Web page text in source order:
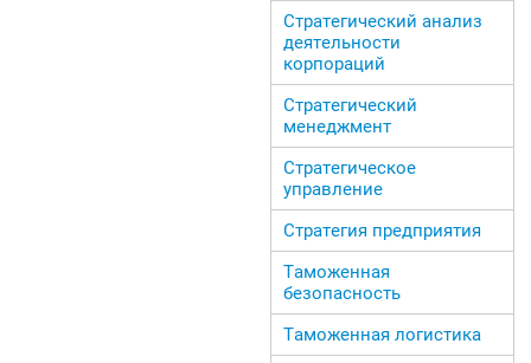
Стратегический анализ
деятельности
корпораций
Стратегический
менеджмент
Стратегическое
управление
Стратегия предприятия
Таможенная
безопасность
Таможенная логистика